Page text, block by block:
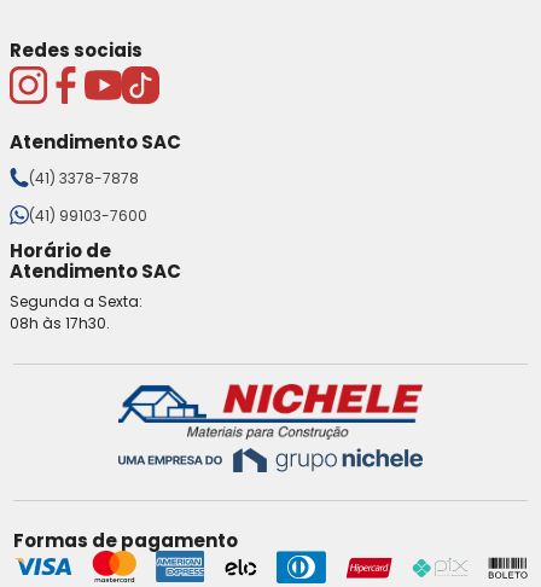
Redes sociais
Atendimento SAC
(41) 3378-7878
(41) 99103-7600
Horário de
Atendimento SAC
Segunda a Sexta:
08h às 17h30.
Formas de pagamento